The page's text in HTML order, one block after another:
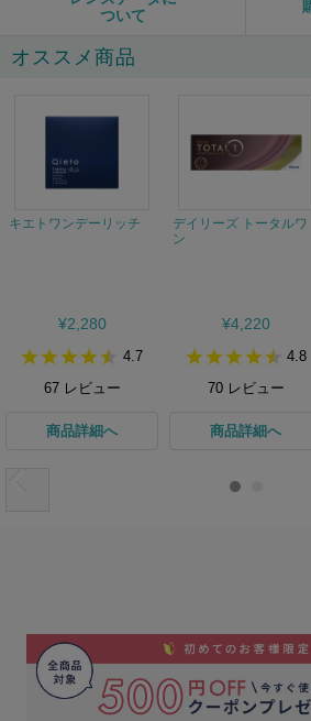
ついて
オススメ商品
キエトワンデーリッチ
¥2,280
4.7
67レビュー
商品詳細へ
デイリーズ トータルワ
ン
¥4,220
4.8
70レビュー
商品詳細へ